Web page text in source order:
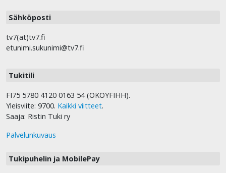
Sähköposti
tv7(at)tv7.fi
etunimi.sukunimi@tv7.fi
Tukitili
FI75 5780 4120 0163 54 (OKOYFIHH).
Yleisviite: 9700. Kaikki viitteet.
Saaja: Ristin Tuki ry
Palvelunkuvaus
Tukipuhelin ja MobilePay